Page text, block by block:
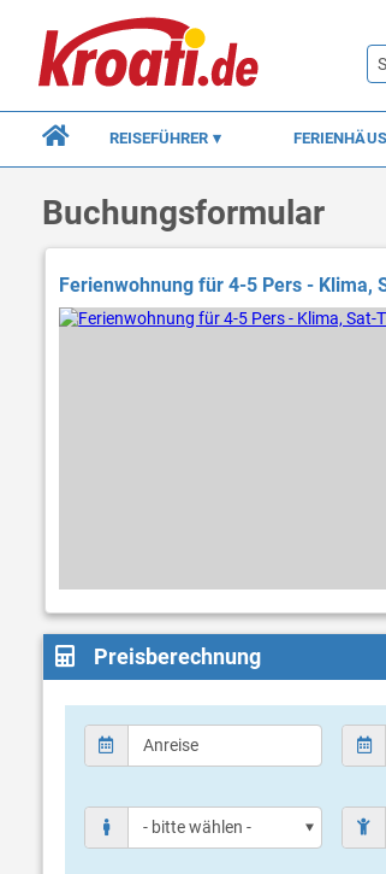
REISEFÜHRER
Buchungsformular
Ferienwohnung für 4-5 Pers - Klima,
Preisberechnung